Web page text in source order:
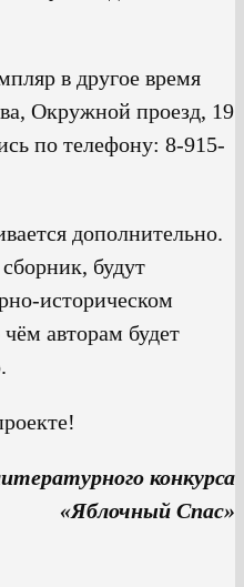
в другое время
Окружной проезд, 19
по телефону: 8-915-
дополнительно.
будут
историческом
авторам будет
конкурса
«Яблочный Спас»